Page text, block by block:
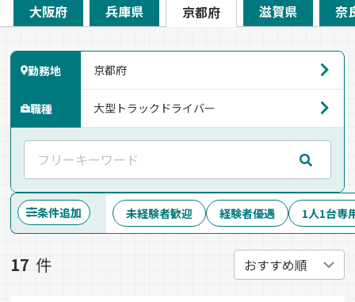
大阪府 兵庫県 京都府 滋賀県 奈
勤務地
職種
条件追加 未経験者歓迎 経験者優遇 1人1台専
17 件